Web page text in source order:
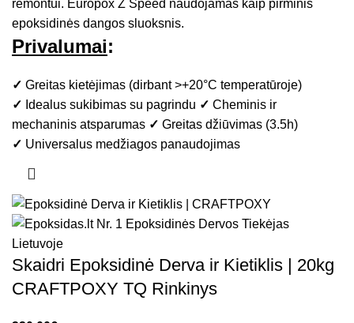
remontui. Europox Z Speed naudojamas kaip pirminis
epoksidinės dangos sluoksnis.
Privalumai:
✓ Greitas kietėjimas (dirbant >+20°C temperatūroje)
✓ Idealus sukibimas su pagrindu ✓ Cheminis ir
mechaninis atsparumas ✓ Greitas džiūvimas (3.5h)
✓ Universalus medžiagos panaudojimas
Skaidri Epoksidinė Derva ir Kietiklis | 20kg
CRAFTPOXY TQ Rinkinys